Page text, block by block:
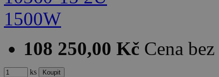
108 250,00 Kč Cena
ks